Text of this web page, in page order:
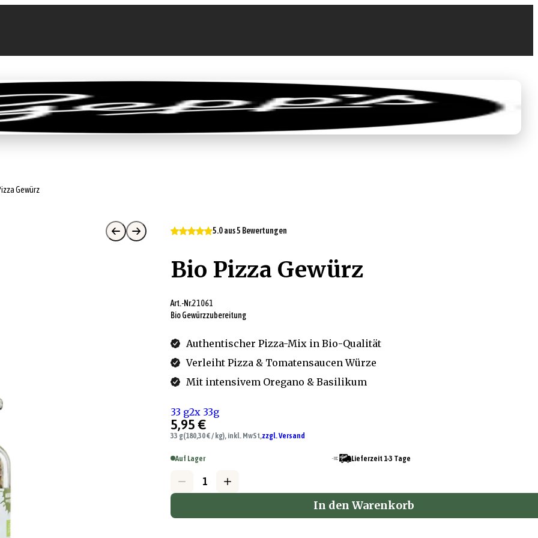
Feinkost-Abo Firmenkunden Sale 0,00 €
Gewürz
5.0 aus 5 Bewertungen
Bio Pizza Gewürz
Art.-Nr.21061
Bio Gewürzzubereitung
Authentischer Pizza-Mix in Bio-Qualität
Verleiht Pizza & Tomatensaucen Würze
Mit intensivem Oregano & Basilikum
33 g2x 33g
5,95 €
33 g(180,30 € / kg), inkl. MwSt,zzgl. Versand
Auf Lager Lieferzeit 1-3 Tage
In den Warenkorb